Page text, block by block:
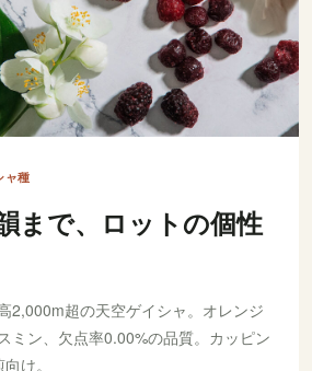
ャ種
まで、ロットの個性
2,000m超の天空ゲイシャ。オレンジ
ミン、欠点率0.00%の品質。カッピン
け。